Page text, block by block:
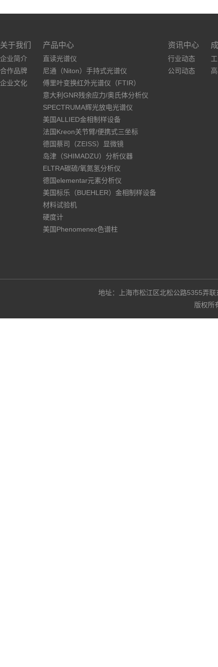
关于我们
企业简介
合作品牌
企业文化
产品中心
直读光谱仪
尼通（Niton）手持式光谱仪
傅里叶变换红外光谱仪（FTIR）
意大利GNR残余应力/奥氏体分析仪
SPECTRUMA辉光放电光谱仪
美国ALLIED金相制样设备
法国Kreon关节臂/便携式三坐标
德国蔡司（ZEISS）显微镜
岛津（SHIMADZU）分析仪器
ELTRA碳硫/氧氮氢分析仪
德国elementar元素分析仪
美国标乐（BUEHLER）金相制样设备
材料试验机
硬度计
美国Phenomenex色谱柱
资讯中心
行业动态
公司动态
地址：上海市松江区北松公路5355
版权所